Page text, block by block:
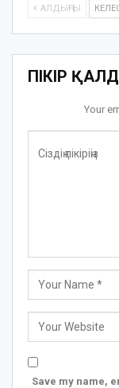
АЛДЫҢҒЫ
ПІКІР
Your
Save my name,